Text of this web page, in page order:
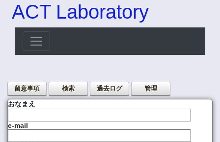
ACT Laboratory
留意事項 検索 過去ログ 管理
おなまえ
e-mail